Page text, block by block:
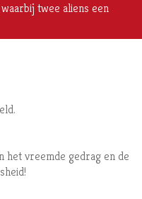
twee aliens een
het vreemde gedrag en de